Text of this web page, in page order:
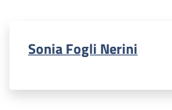
Sonia Fogli Nerini